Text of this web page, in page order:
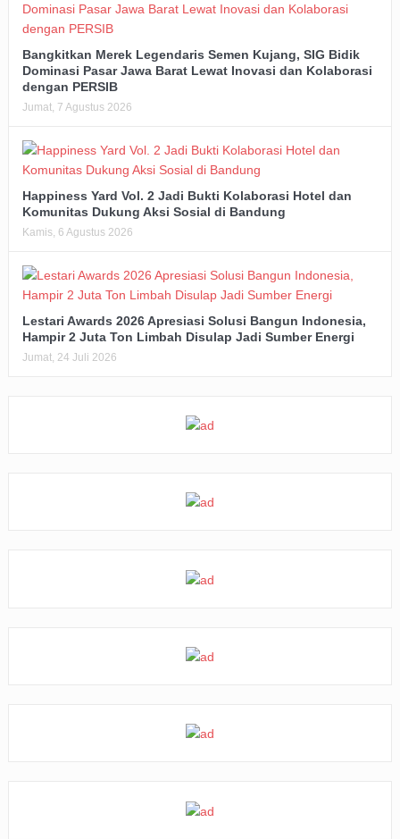
Bangkitkan Merek Legendaris Semen Kujang, SIG Bidik
Dominasi Pasar Jawa Barat Lewat Inovasi dan Kolaborasi
dengan PERSIB
Jumat, 7 Agustus 2026
Happiness Yard Vol. 2 Jadi Bukti Kolaborasi Hotel dan
Komunitas Dukung Aksi Sosial di Bandung
Kamis, 6 Agustus 2026
Lestari Awards 2026 Apresiasi Solusi Bangun Indonesia,
Hampir 2 Juta Ton Limbah Disulap Jadi Sumber Energi
Jumat, 24 Juli 2026